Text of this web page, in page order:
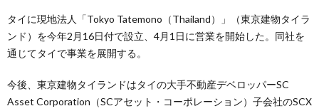
タイに現地法人「Tokyo Tatemono（Thailand）」（東京建物タイラ
ンド）を今年2月16日付で設立、4月1日に営業を開始した。同社を
通じてタイで事業を展開する。
今後、東京建物タイランドはタイの大手不動産デベロッパーSC
Asset Corporation（SCアセット・コーポレーション）子会社のSCX